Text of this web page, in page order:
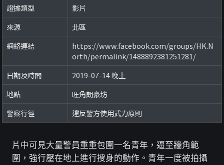
證據類型
影片
來源
北區
網絡連結
https://www.facebook.com/groups/HK.N
orth/permalink/1488892381251281/
日期及時間
2019-07-14 晚上
地點
旺角朗豪坊
警察行徑
違反警方使用武力原則
片中可見大量警員重重包圍一名青年，逼至牆角範
圍，強行壓在地上進行搜身的動作。青年一度被拍攝